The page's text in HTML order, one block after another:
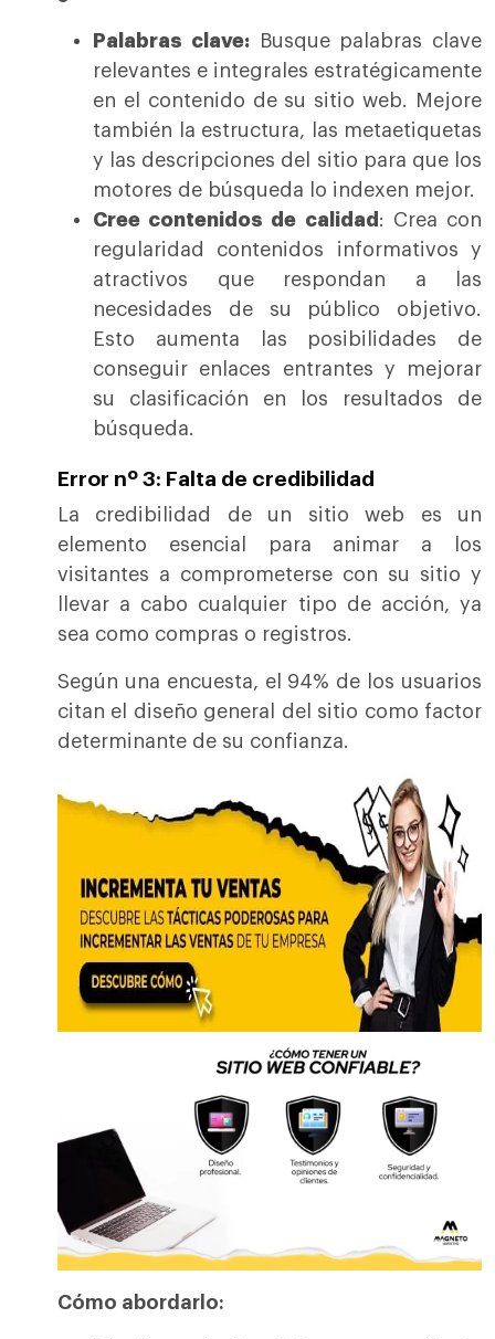
Palabras clave:Busque palabras clave
relevantes e integrales estratégicamente
en el contenido de su sitio web. Mejore
también la estructura, las metaetiquetas
y las descripciones del sitio para que los
motores de búsqueda lo indexen mejor.
Cree contenidos de calidad : Crea con
regularidad contenidos informativos y
atractivos que respondan a las
necesidades de su público objetivo.
Esto aumenta las posibilidades de
conseguir enlaces entrantes y mejorar
su clasificación en los resultados de
búsqueda.
Error nº 3: Falta de credibilidad
La credibilidad de un sitio web es un
elemento esencial para animar a los
visitantes a comprometerse con su sitio y
llevar a cabo cualquier tipo de acción, ya
sea como compras o registros.
Según una encuesta, el 94% de los usuarios
citan el diseño general del sitio como factor
determinante de su confianza.
Cómo abordarlo: